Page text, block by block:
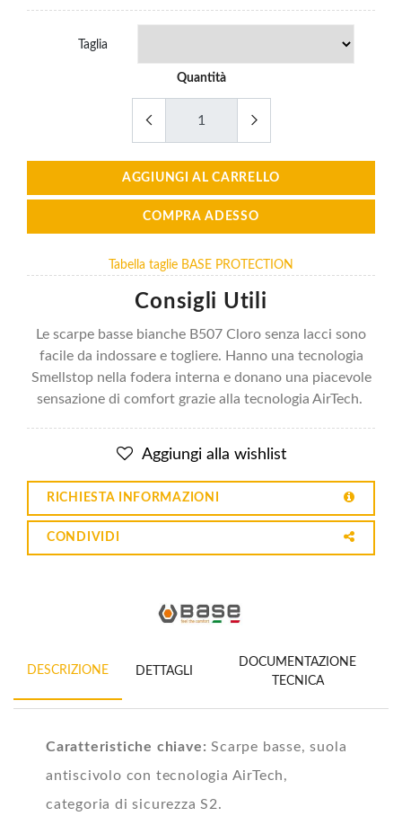
Taglia
Quantità
AGGIUNGI AL CARRELLO
COMPRA ADESSO
Tabella taglie BASE PROTECTION
Consigli Utili
Le scarpe basse bianche B507 Cloro senza lacci sono
facile da indossare e togliere. Hanno una tecnologia
Smellstop nella fodera interna e donano una piacevole
sensazione di comfort grazie alla tecnologia AirTech.
Aggiungi alla wishlist
RICHIESTA INFORMAZIONI
CONDIVIDI
DESCRIZIONE DETTAGLI
DOCUMENTAZIONE
TECNICA
Caratteristiche chiave: Scarpe basse, suola
antiscivolo con tecnologia AirTech,
categoria di sicurezza S2.